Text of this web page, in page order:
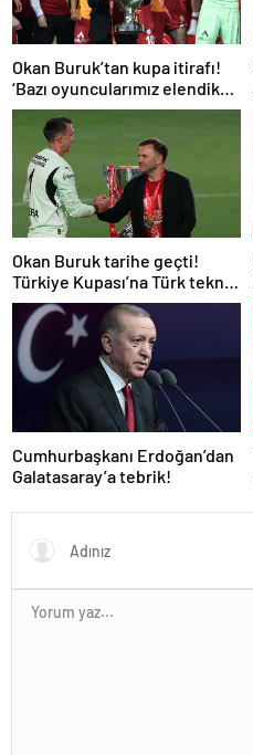
Okan Buruk’tan kupa itirafı!
‘Bazı oyuncularımız elendik
diye düşündü’
Okan Buruk tarihe geçti!
Türkiye Kupası’na Türk teknik
adam damgası
Cumhurbaşkanı Erdoğan’dan
Galatasaray’a tebrik!